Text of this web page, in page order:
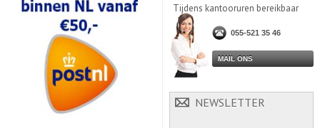
Tijdens kantooruren bereikbaar
055-521 35 46
MAIL ONS
NEWSLETTER